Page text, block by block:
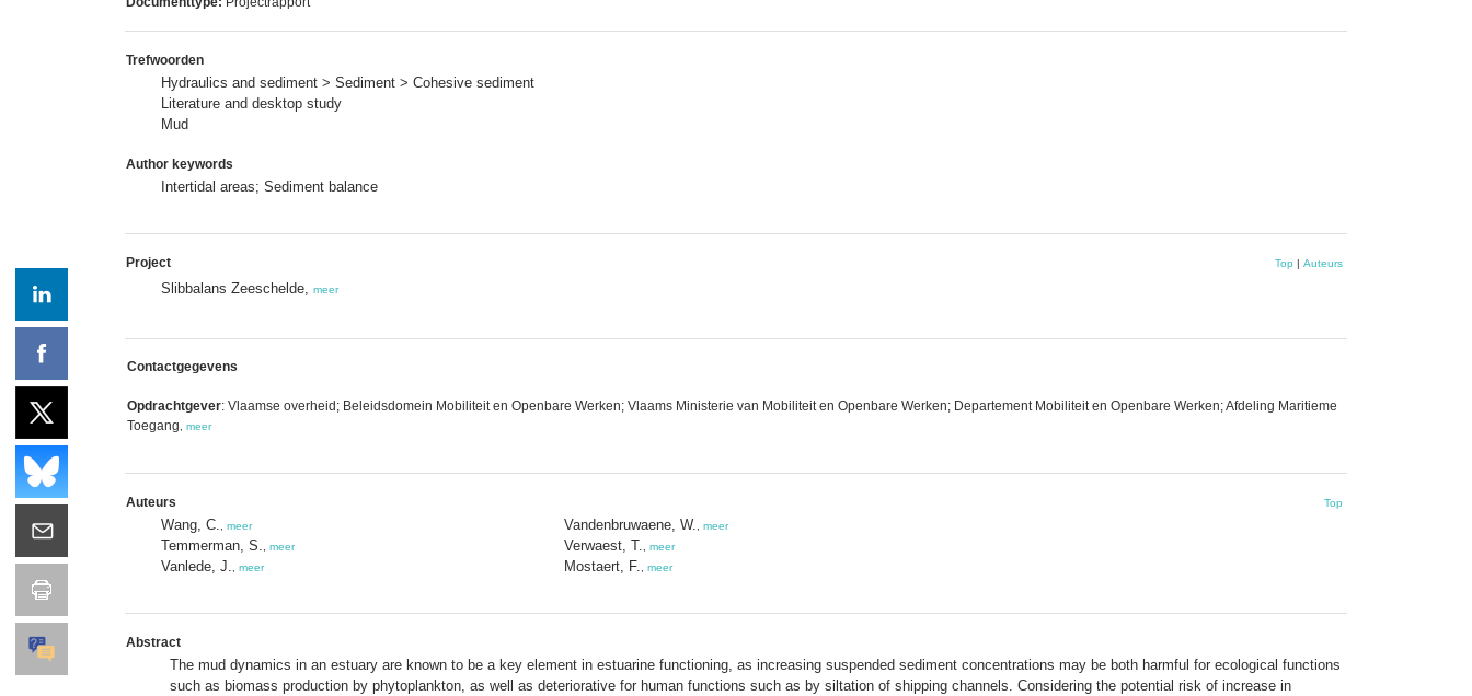
Trefwoorden
Hydraulics and sediment > Sediment > Cohesive sediment
Literature and desktop study
Mud
Author keywords
Intertidal areas; Sediment balance
Project Top | Auteurs
Slibbalans Zeeschelde, meer
Contactgegevens
Opdrachtgever: Vlaamse overheid; Beleidsdomein Mobiliteit en Openbare Werken; Vlaams Ministerie van Mobiliteit en Openbare Werken; Departement Mobiliteit en Openbare Werken; Afdeling Maritieme
Toegang
meer
Auteurs Top
Wang, C. meer
Temmerman, S. meer
Vanlede, J. meer
Vandenbruwaene, W. meer
Verwaest, T. meer
Mostaert, F. meer
Abstract
The mud dynamics in an estuary are known to be a key element in estuarine functioning, as increasing suspended sediment concentrations may be both harmful for ecological functions
such as biomass production by phytoplankton, as well as deteriorative for human functions such as by siltation of shipping channels. Considering the potential risk of increase in